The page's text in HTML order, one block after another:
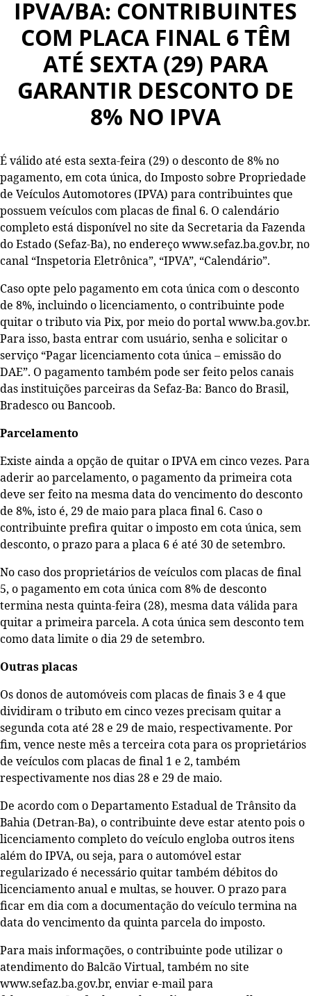
IPVA/BA: CONTRIBUINTES
COM PLACA FINAL 6 TÊM
ATÉ SEXTA (29) PARA
GARANTIR DESCONTO DE
8% NO IPVA
É válido até esta sexta-feira (29) o desconto de 8% no
pagamento, em cota única, do Imposto sobre Propriedade
de Veículos Automotores (IPVA) para contribuintes que
possuem veículos com placas de final 6. O calendário
completo está disponível no site da Secretaria da Fazenda
do Estado (Sefaz-Ba), no endereço www.sefaz.ba.gov.br, no
canal “Inspetoria Eletrônica”, “IPVA”, “Calendário”.
Caso opte pelo pagamento em cota única com o desconto
de 8%, incluindo o licenciamento, o contribuinte pode
quitar o tributo via Pix, por meio do portal www.ba.gov.br.
Para isso, basta entrar com usuário, senha e solicitar o
serviço “Pagar licenciamento cota única – emissão do
DAE”. O pagamento também pode ser feito pelos canais
das instituições parceiras da Sefaz-Ba: Banco do Brasil,
Bradesco ou Bancoob.
Parcelamento
Existe ainda a opção de quitar o IPVA em cinco vezes. Para
aderir ao parcelamento, o pagamento da primeira cota
deve ser feito na mesma data do vencimento do desconto
de 8%, isto é, 29 de maio para placa final 6. Caso o
contribuinte prefira quitar o imposto em cota única, sem
desconto, o prazo para a placa 6 é até 30 de setembro.
No caso dos proprietários de veículos com placas de final
5, o pagamento em cota única com 8% de desconto
termina nesta quinta-feira (28), mesma data válida para
quitar a primeira parcela. A cota única sem desconto tem
como data limite o dia 29 de setembro.
Outras placas
Os donos de automóveis com placas de finais 3 e 4 que
dividiram o tributo em cinco vezes precisam quitar a
segunda cota até 28 e 29 de maio, respectivamente. Por
fim, vence neste mês a terceira cota para os proprietários
de veículos com placas de final 1 e 2, também
respectivamente nos dias 28 e 29 de maio.
De acordo com o Departamento Estadual de Trânsito da
Bahia (Detran-Ba), o contribuinte deve estar atento pois o
licenciamento completo do veículo engloba outros itens
além do IPVA, ou seja, para o automóvel estar
regularizado é necessário quitar também débitos do
licenciamento anual e multas, se houver. O prazo para
ficar em dia com a documentação do veículo termina na
data do vencimento da quinta parcela do imposto.
Para mais informações, o contribuinte pode utilizar o
atendimento do Balcão Virtual, também no site
www.sefaz.ba.gov.br, enviar e-mail para